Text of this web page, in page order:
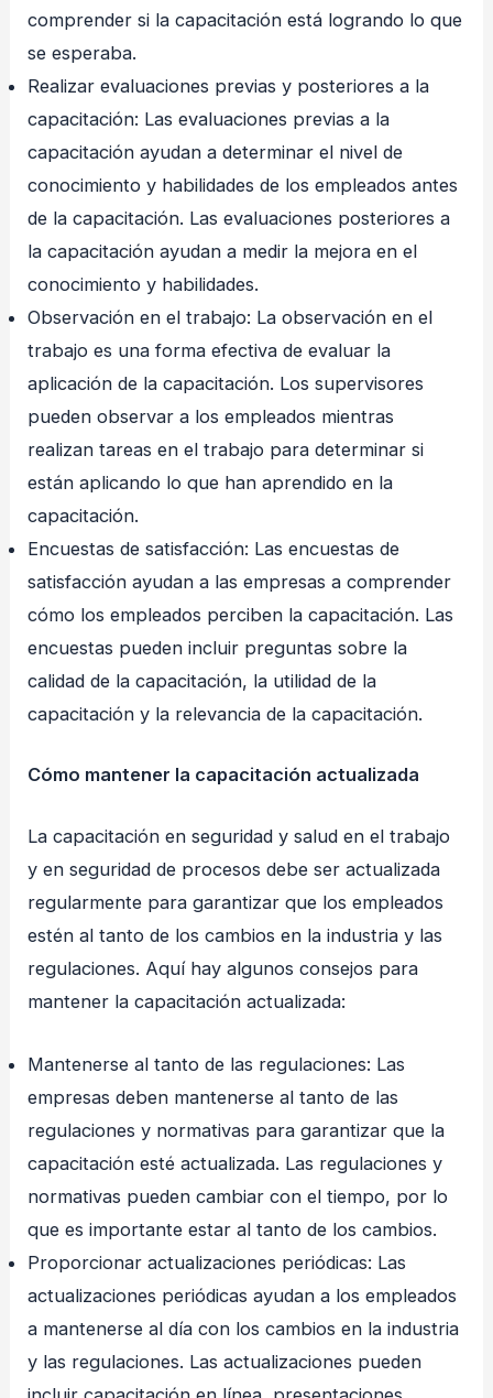
comprender si la capacitación está logrando lo que
se esperaba.
Realizar evaluaciones previas y posteriores a la
capacitación: Las evaluaciones previas a la
capacitación ayudan a determinar el nivel de
conocimiento y habilidades de los empleados antes
de la capacitación. Las evaluaciones posteriores a
la capacitación ayudan a medir la mejora en el
conocimiento y habilidades.
Observación en el trabajo: La observación en el
trabajo es una forma efectiva de evaluar la
aplicación de la capacitación. Los supervisores
pueden observar a los empleados mientras
realizan tareas en el trabajo para determinar si
están aplicando lo que han aprendido en la
capacitación.
Encuestas de satisfacción: Las encuestas de
satisfacción ayudan a las empresas a comprender
cómo los empleados perciben la capacitación. Las
encuestas pueden incluir preguntas sobre la
calidad de la capacitación, la utilidad de la
capacitación y la relevancia de la capacitación.
Cómo mantener la capacitación actualizada
La capacitación en seguridad y salud en el trabajo
y en seguridad de procesos debe ser actualizada
regularmente para garantizar que los empleados
estén al tanto de los cambios en la industria y las
regulaciones. Aquí hay algunos consejos para
mantener la capacitación actualizada:
Mantenerse al tanto de las regulaciones: Las
empresas deben mantenerse al tanto de las
regulaciones y normativas para garantizar que la
capacitación esté actualizada. Las regulaciones y
normativas pueden cambiar con el tiempo, por lo
que es importante estar al tanto de los cambios.
Proporcionar actualizaciones periódicas: Las
actualizaciones periódicas ayudan a los empleados
a mantenerse al día con los cambios en la industria
y las regulaciones. Las actualizaciones pueden